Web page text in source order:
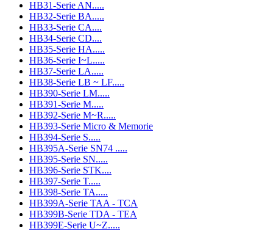
HB31-Serie AN.....
HB32-Serie BA.....
HB33-Serie CA....
HB34-Serie CD....
HB35-Serie HA.....
HB36-Serie I~L.....
HB37-Serie LA.....
HB38-Serie LB ~ LF.....
HB390-Serie LM.....
HB391-Serie M.....
HB392-Serie M~R.....
HB393-Serie Micro & Memorie
HB394-Serie S.....
HB395A-Serie SN74 .....
HB395-Serie SN.....
HB396-Serie STK....
HB397-Serie T.....
HB398-Serie TA.....
HB399A-Serie TAA - TCA
HB399B-Serie TDA - TEA
HB399E-Serie U~Z.....